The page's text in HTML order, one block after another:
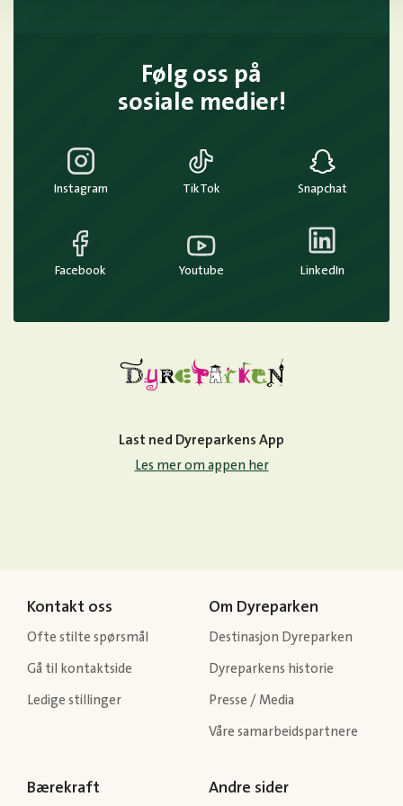
Følg oss på
sosiale medier!
Instagram TikTok Snapchat
Facebook Youtube LinkedIn
Last ned Dyreparkens App
Les mer om appen her
Kontakt oss
Ofte stilte spørsmål
Gå til kontaktside
Ledige stillinger
Om Dyreparken
Destinasjon Dyreparken
Dyreparkens historie
Presse / Media
Våre samarbeidspartnere
Bærekraft Andre sider